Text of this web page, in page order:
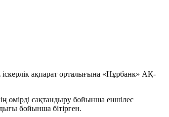
ақпарат орталығына «Нұрбанк» АҚ-
өмірді сақтандыру бойынша еншілес
бойынша бітірген.